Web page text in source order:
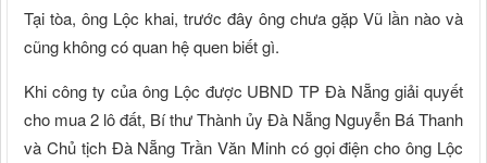
Tại tòa, ông Lộc khai, trước đây ông chưa gặp Vũ lần nào và
cũng không có quan hệ quen biết gì.
Khi công ty của ông Lộc được UBND TP Đà Nẵng giải quyết
cho mua 2 lô đất, Bí thư Thành ủy Đà Nẵng Nguyễn Bá Thanh
và Chủ tịch Đà Nẵng Trần Văn Minh có gọi điện cho ông Lộc